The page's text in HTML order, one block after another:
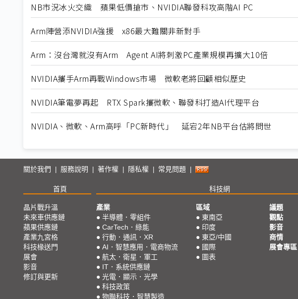
NB市況冰火交織 蘋果低價搶市、NVIDIA聯發科攻高階AI PC
Arm陣營添NVIDIA強援 x86最大難關非新對手
Arm：沒台灣就沒有Arm Agent AI將刺激PC產業規模再擴大10倍
NVIDIA攜手Arm再戰Windows市場 微軟老將回顧相似歷史
NVIDIA筆電夢再起 RTX Spark攜微軟、聯發科打造AI代理平台
NVIDIA、微軟、Arm高呼「PC新時代」 延宕2年NB平台估將問世
關於我們 服務說明 著作權 隱私權 常見問題
首頁 科技網
晶片戰升溫
未來車供應鏈
蘋果供應鏈
產業九宮格
科技椽送門
展會
影音
修訂與更新
產業
● 半導體．零組件
● CarTech．綠能
● 行動．通訊．XR
● AI．智慧應用．電商物流
● 航太．衛星．軍工
● IT．系統供應鏈
● 光電．顯示．光學
● 科技政策
● 物聯科技．智慧製造
區域
● 東南亞
● 印度
● 東亞/中國
● 國際
● 圖表
議題
觀點
影音
商情
展會專區